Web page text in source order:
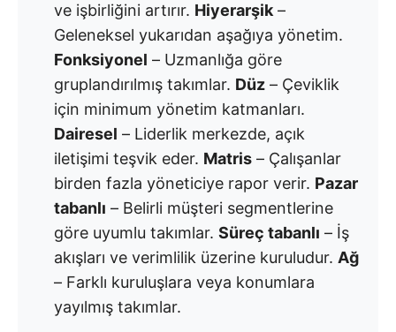
ve işbirliğini artırır. Hiyerarşik –
Geleneksel yukarıdan aşağıya yönetim.
Fonksiyonel – Uzmanlığa göre
gruplandırılmış takımlar. Düz – Çeviklik
için minimum yönetim katmanları.
Dairesel – Liderlik merkezde, açık
iletişimi teşvik eder. Matris – Çalışanlar
birden fazla yöneticiye rapor verir. Pazar
tabanlı – Belirli müşteri segmentlerine
göre uyumlu takımlar. Süreç tabanlı – İş
akışları ve verimlilik üzerine kuruludur. Ağ
– Farklı kuruluşlara veya konumlara
yayılmış takımlar.